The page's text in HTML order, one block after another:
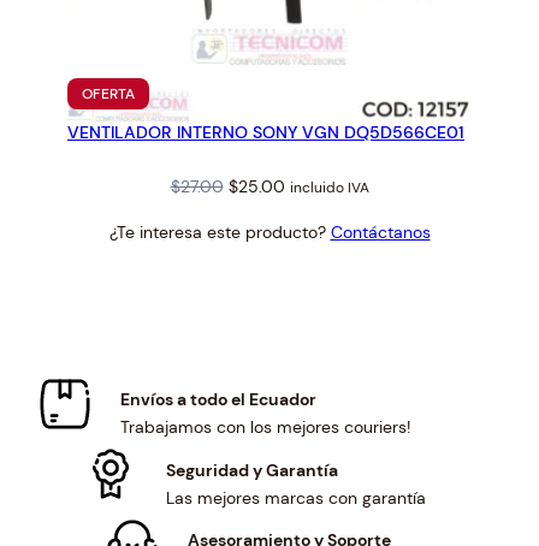
OFERTAPRODUCTO
EN
OFERTA
VENTILADOR INTERNO SONY VGN DQ5D566CE01
$27.00 Original
was:
$25.00Current
is:
incluido IVA
¿Te interesa este producto? Contáctanos
Envíos a todo el Ecuador
Trabajamos con los mejores couriers!
Seguridad y Garantía
Las mejores marcas con garantía
Asesoramiento y Soporte